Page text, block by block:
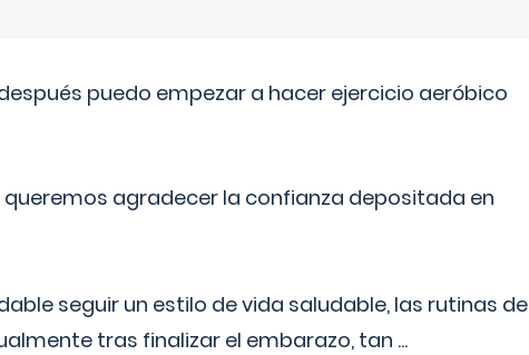
puedo empezar a hacer ejercicio aeróbico
queremos agradecer la confianza depositada en
seguir un estilo de vida saludable, las rutinas de
tras finalizar el embarazo, tan ...